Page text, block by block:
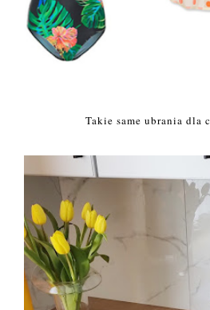
Takie same ubrania dla